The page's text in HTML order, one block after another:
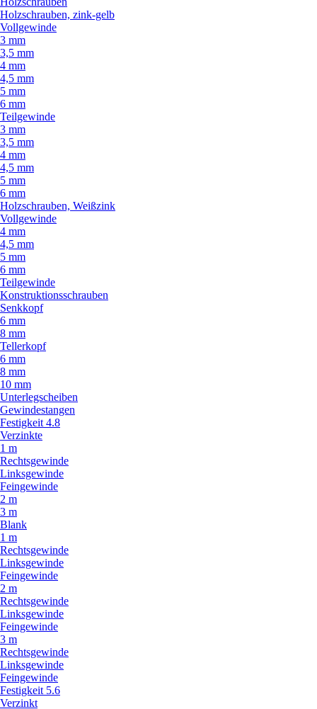
Holzschrauben, zink-gelb
Vollgewinde
3 mm
3,5 mm
4 mm
4,5 mm
5 mm
6 mm
Teilgewinde
3 mm
3,5 mm
4 mm
4,5 mm
5 mm
6 mm
Holzschrauben, Weißzink
Vollgewinde
4 mm
4,5 mm
5 mm
6 mm
Teilgewinde
Konstruktionsschrauben
Senkkopf
6 mm
8 mm
Tellerkopf
6 mm
8 mm
10 mm
Unterlegscheiben
Gewindestangen
Festigkeit 4.8
Verzinkte
1 m
Rechtsgewinde
Linksgewinde
Feingewinde
2 m
3 m
Blank
1 m
Rechtsgewinde
Linksgewinde
Feingewinde
2 m
Rechtsgewinde
Linksgewinde
Feingewinde
3 m
Rechtsgewinde
Linksgewinde
Feingewinde
Festigkeit 5.6
Verzinkt